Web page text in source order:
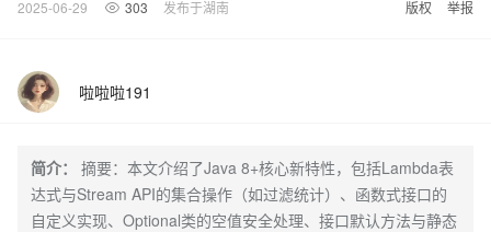
2025-06-29 303 发布于湖南 版权 举报
啦啦啦191
简介：
摘要：本文介绍了Java 8+核心新特性，包括Lambda表
达式与Stream API的集合操作（如过滤统计）、函数式接口的
自定义实现、Optional类的空值安全处理、接口默认方法与静态